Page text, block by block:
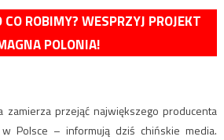
ROBIMY? WESPRZYJ PROJEKT
POLONIA!
zamierza przejąć największego producenta
w Polsce – informują dziś chińskie media.